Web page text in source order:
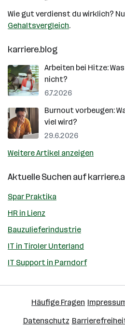
Wie gut verdienst du wirklich?
Gehaltsvergleich.
karriere.blog
Arbeiten bei Hitze:
nicht?
6.7.2026
Burnout vorbeugen:
viel wird?
29.6.2026
Weitere Artikel anzeigen
Aktuelle Suchen auf
Spar Praktika
HR in Lienz
Bauzulieferindustrie
IT in Tiroler Unterland
IT Support in Parndorf
Häufige Fragen
Datenschutz